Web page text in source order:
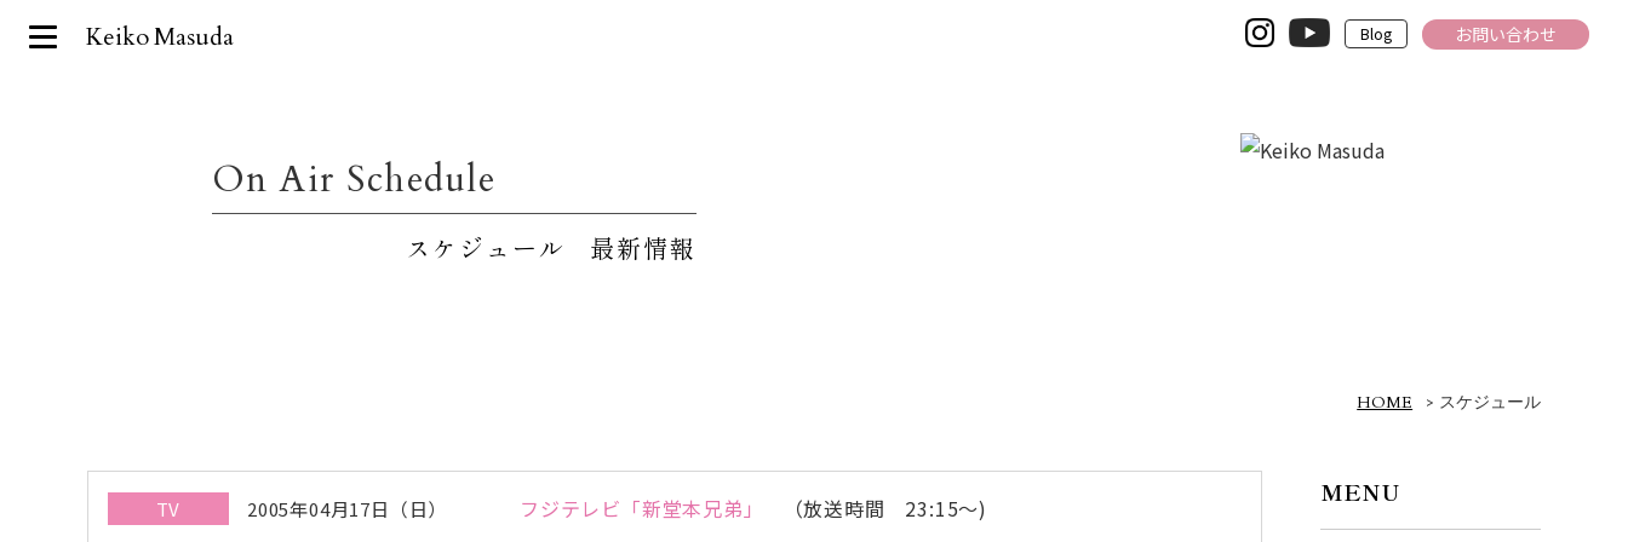
Keiko Masuda Blog お問い合わせ
On Air Schedule
スケジュール 最新情報
HOME > スケジュール
TV 2005年04月17日（日） フジテレビ「新堂本兄弟」 （放送時間 23:15～)
MENU